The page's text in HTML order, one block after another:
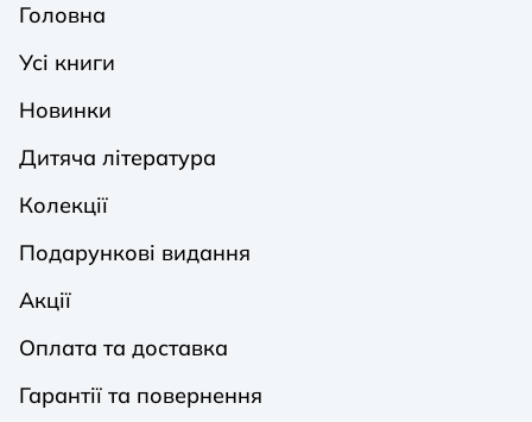
Головна
Усі книги
Новинки
Дитяча література
Колекції
Подарункові видання
Акції
Оплата та доставка
Гарантії та повернення